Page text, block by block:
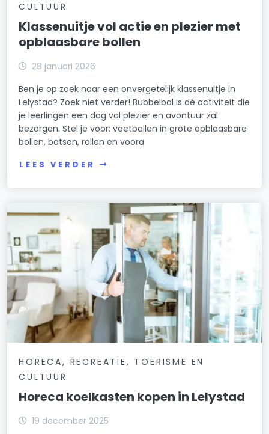
CULTUUR
Klassenuitje vol actie en plezier met
opblaasbare bollen
28 januari 2026
Ben je op zoek naar een onvergetelijk klassenuitje in
Lelystad? Zoek niet verder! Bubbelbal is dé activiteit die
je leerlingen een dag vol plezier en avontuur zal
bezorgen. Stel je voor: voetballen in grote opblaasbare
bollen, botsen, rollen en voora
LEES VERDER
HORECA, RECREATIE, TOERISME EN
CULTUUR
Horeca koelkasten kopen in Lelystad
19 december 2025